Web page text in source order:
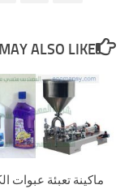
ALSO LIKE...
ماكينة تعبئة عبوات